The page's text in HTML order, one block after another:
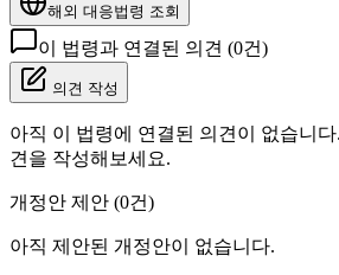
해외 대응법령 조회
이 법령과 연결된 의견 (0건)
의견 작성
아직 이 법령에 연결된 의견이 없습니
견을 작성해보세요.
개정안 제안 (0건)
아직 제안된 개정안이 없습니다.